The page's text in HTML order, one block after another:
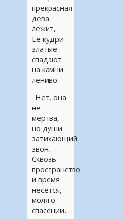
прекрасная
дева
лежит,
Ее кудри
златые
спадают
на камни
лениво.
Нет, она
не
мертва,
но души
затихающий
звон,
Сквозь
пространство
и время
несется,
моля о
спасении,